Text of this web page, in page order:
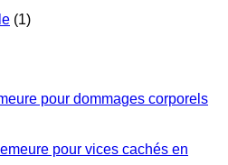
(1)
pour dommages corporels
pour vices cachés en